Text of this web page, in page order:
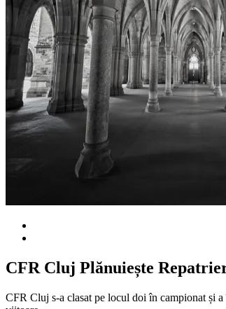
CFR Cluj Plănuiește
CFR Cluj s-a clasat pe locul doi în campionat și